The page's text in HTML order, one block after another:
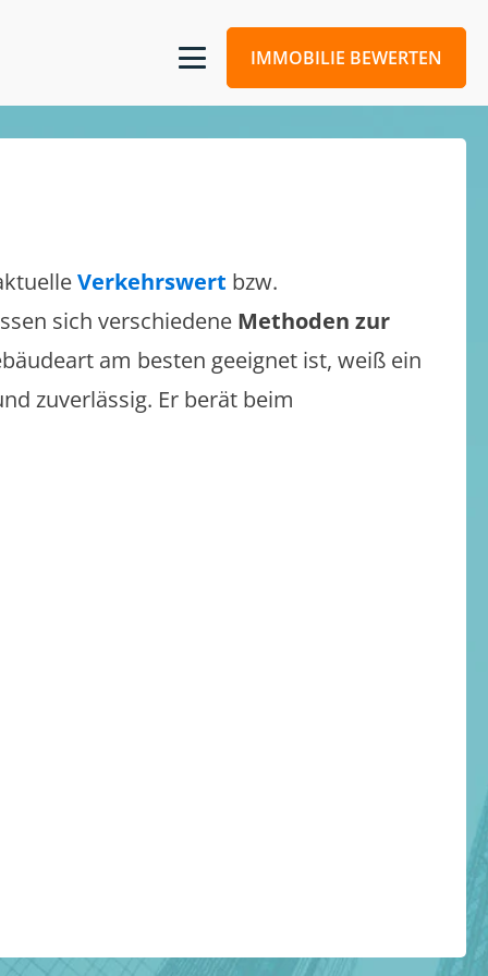
IMMOBILIE BEWERTEN
Verkehrswert bzw.
sich verschiedene Methoden zur
am besten geeignet ist, weiß ein
zuverlässig. Er berät beim